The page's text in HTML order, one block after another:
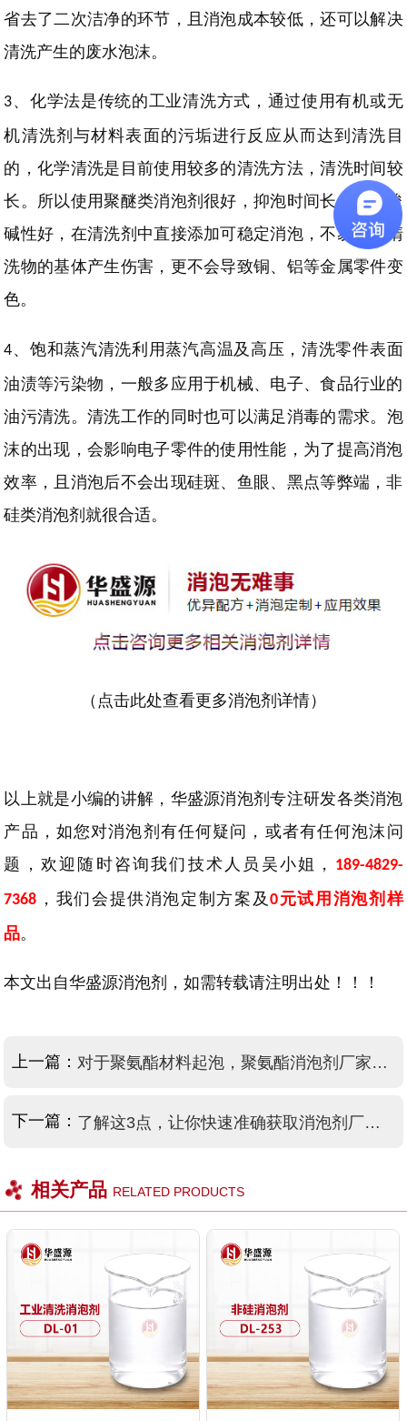
省去了二次洁净的环节， 且消泡成本较低，还可以解决
清洗产生的废水泡沫。
3、 化学法是传统的工业清洗方式，通过使用有机或无
机清洗剂与材料表面的污垢进行反应从而达到清洗目
的，化学清洗是目前使用较多的清洗方法 ，清洗时间较
长。所以使用聚醚类消泡剂很好，抑泡时间长，耐强酸
碱性好，在清洗剂 中直接添加可稳定消泡，不易对被清
洗物的基体产生伤害， 更不会导致铜、铝等金属零件变
色。
4、 饱和蒸汽清洗利用蒸汽高温及高压，清洗零件表面
油渍等污染物，一般多应用于机械、电子、食品行业的
油污清洗。清洗工作的同时也可以满足消毒的需求。 泡
沫的出现，会影响电子零件的使用性能，为了提高消泡
效率，且消泡后不会出现硅斑、鱼眼、黑点等弊端，非
硅类消泡剂就很合适。
（ 点击此处查看更多消泡剂详情）
以上就是小编的讲解，华盛源消泡剂专注研发各类消泡
产品，如您对消泡剂有任何疑问，或者有任何泡沫问
题，欢迎随时咨询我们技术人员吴小姐， 189-4829-
7368 ，我们会提供消泡定制方案及0元试用消泡剂样
品。
本文出自华盛源消泡剂，如需转载请注明出处！！！
上一篇： 对于聚氨酯材料起泡，聚氨酯消泡剂厂家有话说！
下一篇： 了解这3点，让你快速准确获取消泡剂厂家联系方式！
相关产品 RELATED PRODUCTS